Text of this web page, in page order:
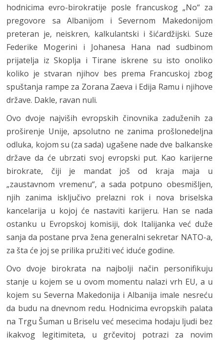
hodnicima evro-birokratije posle francuskog „No“ za
pregovore sa Albanijom i Severnom Makedonijom
preteran je, neiskren, kalkulantski i šićardžijski. Suze
Federike Mogerini i Johanesa Hana nad sudbinom
prijatelja iz Skoplja i Tirane iskrene su isto onoliko
koliko je stvaran njihov bes prema Francuskoj zbog
spuštanja rampe za Zorana Zaeva i Edija Ramu i njihove
države. Dakle, ravan nuli.
Ovo dvoje najviših evropskih činovnika zaduženih za
proširenje Unije, apsolutno ne zanima prošlonedeljna
odluka, kojom su (za sada) ugašene nade dve balkanske
države da će ubrzati svoj evropski put. Kao karijerne
birokrate, čiji je mandat još od kraja maja u
„zaustavnom vremenu“, a sada potpuno obesmišljen,
njih zanima isključivo prelazni rok i nova briselska
kancelarija u kojoj će nastaviti karijeru. Han se nada
ostanku u Evropskoj komisiji, dok Italijanka već duže
sanja da postane prva žena generalni sekretar NATO-a,
za šta će joj se prilika pružiti već iduće godine.
Ovo dvoje birokrata na najbolji način personifikuju
stanje u kojem se u ovom momentu nalazi vrh EU, a u
kojem su Severna Makedonija i Albanija imale nesreću
da budu na dnevnom redu. Hodnicima evropskih palata
na Trgu Šuman u Briselu već mesecima hodaju ljudi bez
ikakvog legitimiteta, u grčevitoj potrazi za novim